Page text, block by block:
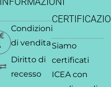
g
r
a
m
e
r
b
Condizioni
di vendita
Diritto di
recesso
Siamo
certificati
ICEAcon